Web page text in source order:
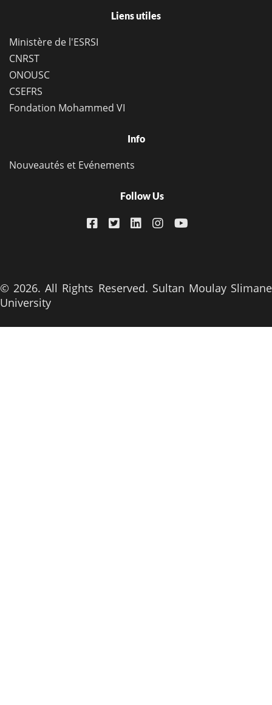
Liens utiles
Ministère de l'ESRSI
CNRST
ONOUSC
CSEFRS
Fondation Mohammed VI
Info
Nouveautés et Evénements
Follow Us
© 2026. All Rights Reserved. Sultan Moulay Slimane
University